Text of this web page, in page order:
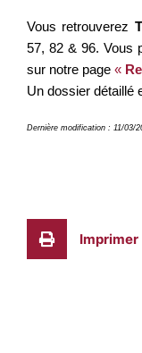
Vous retrouverez
57, 82 & 96. Vous
sur notre page «
Un dossier détaillé
Dernière modification : 11/03/
Imprimer